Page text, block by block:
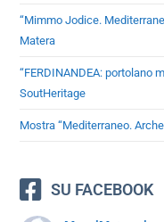
“Mimmo Jodice.
Matera
“FERDINANDEA: portolano
SoutHeritage
Mostra “Mediterraneo.
SU FACEBOOK